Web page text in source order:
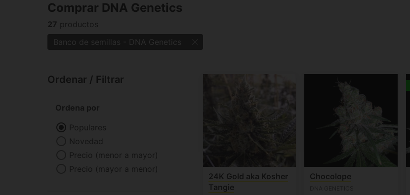
Comprar DNA Genetics
27 productos
Banco de semillas - DNA Genetics
Ordenar / Filtrar
Ordena por
Populares
Novedad
Precio (menor a mayor)
Precio (mayor a menor)
24K Gold aka Kosher
Tangie
Chocolope